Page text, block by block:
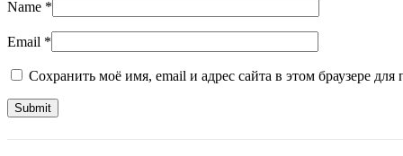
Name *
Email *
Сохранить моё имя, email и адрес сайта в этом браузере